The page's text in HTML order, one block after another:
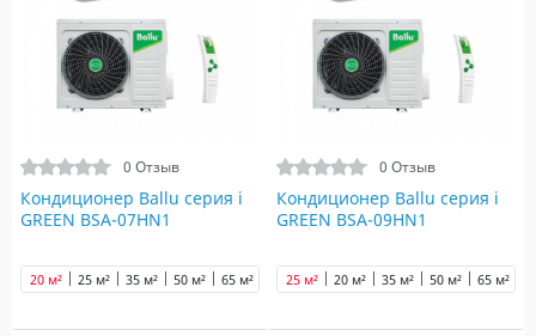
0 Отзыв
Кондиционер Ballu серия i
GREEN BSA-07HN1
20 м² 25 м² 35 м² 50 м² 65 м²
0 Отзыв
Кондиционер Ballu серия i
GREEN BSA-09HN1
20 м²
25 м² 35 м² 50 м² 65 м²